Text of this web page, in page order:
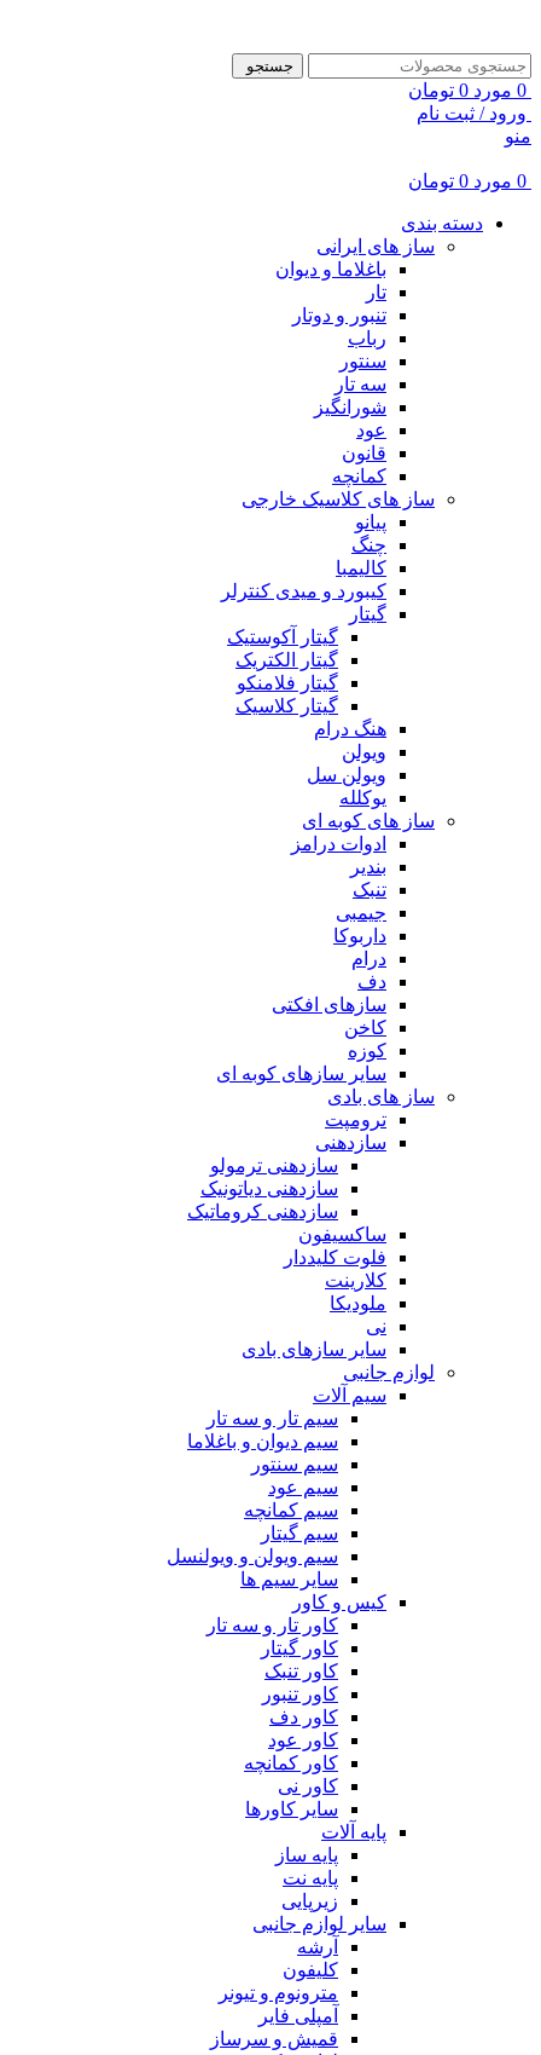
جستجو
0 مورد 0 تومان
ورود / ثبت نام
منو
0 مورد 0 تومان
دسته بندی
ساز های ایرانی
باغلاما و دیوان
تار
تنبور و دوتار
رباب
سنتور
سه تار
شورانگیز
عود
قانون
کمانچه
ساز های کلاسیک خارجی
پیانو
چنگ
کالیمبا
کیبورد و میدی کنترلر
گیتار
گیتار آکوستیک
گیتار الکتریک
گیتار فلامنکو
گیتار کلاسیک
هنگ درام
ویولن
ویولن سل
یوکلله
ساز های کوبه ای
ادوات درامز
بندیر
تنبک
جیمبی
داربوکا
درام
دف
سازهای افکتی
کاخن
کوزه
سایر سازهای کوبه ای
ساز های بادی
ترومپت
سازدهنی
سازدهنی ترمولو
سازدهنی دیاتونیک
سازدهنی کروماتیک
ساکسیفون
فلوت کلیددار
کلارینت
ملودیکا
نی
سایر سازهای بادی
لوازم جانبی
سیم آلات
سیم تار و سه تار
سیم دیوان و باغلاما
سیم سنتور
سیم عود
سیم کمانچه
سیم گیتار
سیم ویولن و ویولنسل
سایر سیم ها
کیس و کاور
کاور تار و سه تار
کاور گیتار
کاور تنبک
کاور تنبور
کاور دف
کاور عود
کاور کمانچه
کاور نی
سایر کاورها
پایه آلات
پایه ساز
پایه نت
زیرپایی
سایر لوازم جانبی
آرشه
کلیفون
مترونوم و تیونر
آمپلی فایر
قمیش و سرساز